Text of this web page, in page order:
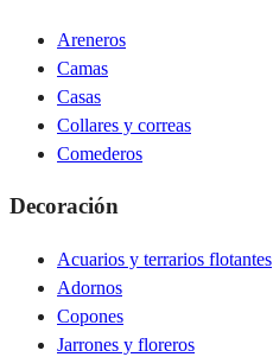
Areneros
Camas
Casas
Collares y correas
Comederos
Decoración
Acuarios y terrarios flotantes
Adornos
Copones
Jarrones y floreros